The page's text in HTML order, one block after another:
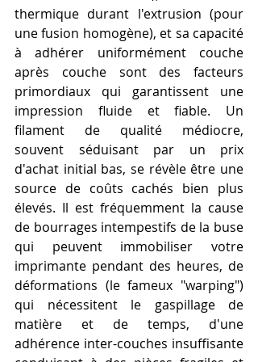
thermique durant l'extrusion (pour
une fusion homogène), et sa capacité
à adhérer uniformément couche
après couche sont des facteurs
primordiaux qui garantissent une
impression fluide et fiable. Un
filament de qualité médiocre,
souvent séduisant par un prix
d'achat initial bas, se révèle être une
source de coûts cachés bien plus
élevés. Il est fréquemment la cause
de bourrages intempestifs de la buse
qui peuvent immobiliser votre
imprimante pendant des heures, de
déformations (le fameux "warping")
qui nécessitent le gaspillage de
matière et de temps, d'une
adhérence inter-couches insuffisante